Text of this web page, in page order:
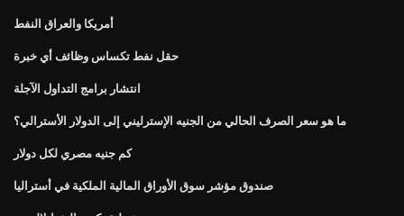
أمريكا والعراق النفط
حقل نفط تكساس وظائف أي خبرة
انتشار برامج التداول الآجلة
ما هو سعر الصرف الحالي من الجنيه الإسترليني إلى الدولار الأسترالي؟
كم جنيه مصري لكل دولار
صندوق مؤشر سوق الأوراق المالية الملكية في أستراليا